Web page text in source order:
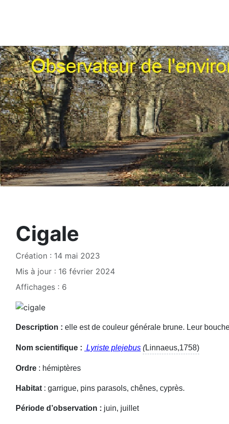
Cigale
Création : 14 mai 2023
Mis à jour : 16 février 2024
Affichages : 6
Description : elle est de couleur générale brune. Leur
Nom scientifique : Lyriste plejebus (Linnaeus,1758)
Ordre : hémiptères
Habitat : garrigue, pins parasols, chênes, cyprès.
Période d’observation : juin, juillet